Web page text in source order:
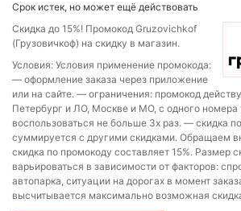
Срок истек, но может ещё действовать
Скидка до 15%! Промокод Gruzovichkof
(Грузовичкоф) на скидку в магазин.
Условия: Условия применение промокода:
— оформление заказа через приложение
или на сайте. — ограничения: промокод
Петербург и ЛО, Москве и МО, с одного
воспользоваться не больше 3х раз. — скидка
суммируется с другими скидками. Обращаем
скидка по промокоду составляет 15%. Размер
варьироваться в зависимости от факторов:
автопарка, ситуации на дорогах в момент
высчитывается максимально возможная